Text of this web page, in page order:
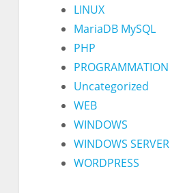
LINUX
MariaDB MySQL
PHP
PROGRAMMATION
Uncategorized
WEB
WINDOWS
WINDOWS SERVER
WORDPRESS